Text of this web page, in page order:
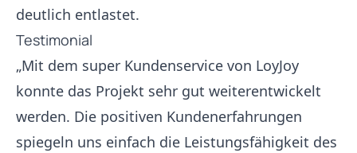
deutlich entlastet.
Testimonial
„Mit dem super Kundenservice von LoyJoy
konnte das Projekt sehr gut weiterentwickelt
werden. Die positiven Kundenerfahrungen
spiegeln uns einfach die Leistungsfähigkeit des